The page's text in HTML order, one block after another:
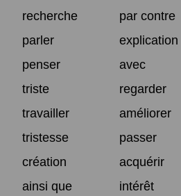
recherche
par contre
parler
explication
penser
avec
triste
regarder
travailler
améliorer
tristesse
passer
création
acquérir
ainsi que
intérêt